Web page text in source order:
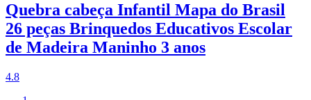
Quebra cabeça Infantil Mapa do Brasil
26 peças Brinquedos Educativos Escolar
de Madeira Maninho 3 anos
4.8